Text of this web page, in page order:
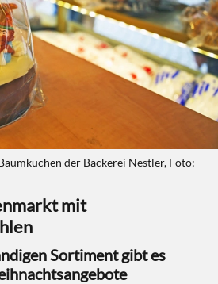
der Bäckerei Nestler, Foto:
mit
Sortiment gibt es